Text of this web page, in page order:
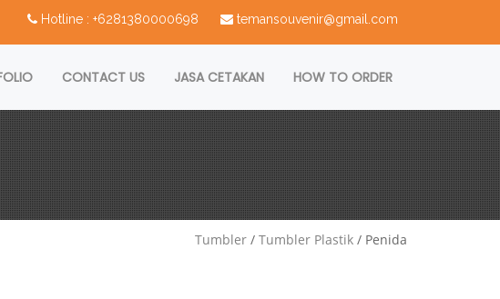
Hotline : +6281380000698 temansouvenir@gmail.com
CONTACT US JASA CETAKAN HOW TO ORDER
Tumbler / Tumbler Plastik / Penida